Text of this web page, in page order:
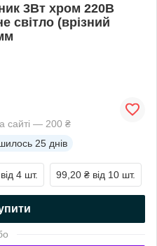
3Вт хром 220В
світло (врізний
сайті — 200 ₴
25 днів
від 4 шт. 99,20 ₴ від 10 шт.